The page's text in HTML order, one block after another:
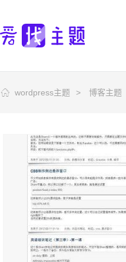
wordpress主题 > 博客主题